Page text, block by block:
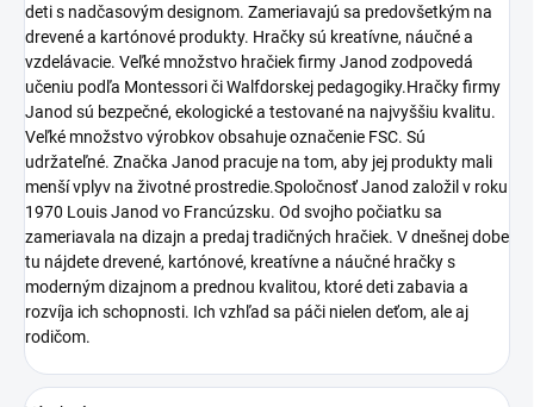
deti s nadčasovým designom. Zameriavajú sa predovšetkým na
drevené a kartónové produkty. Hračky sú kreatívne, náučné a
vzdelávacie. Veľké množstvo hračiek firmy Janod zodpovedá
učeniu podľa Montessori či Walfdorskej pedagogiky.Hračky firmy
Janod sú bezpečné, ekologické a testované na najvyššiu kvalitu.
Veľké množstvo výrobkov obsahuje označenie FSC. Sú
udržateľné. Značka Janod pracuje na tom, aby jej produkty mali
menší vplyv na životné prostredie.Spoločnosť Janod založil v roku
1970 Louis Janod vo Francúzsku. Od svojho počiatku sa
zameriavala na dizajn a predaj tradičných hračiek. V dnešnej dobe
tu nájdete drevené, kartónové, kreatívne a náučné hračky s
moderným dizajnom a prednou kvalitou, ktoré deti zabavia a
rozvíja ich schopnosti. Ich vzhľad sa páči nielen deťom, ale aj
rodičom.